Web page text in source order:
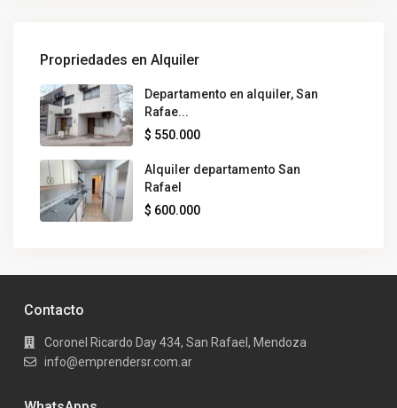
Propriedades en Alquiler
Departamento en alquiler, San
Rafae...
$ 550.000
Alquiler departamento San
Rafael
$ 600.000
Contacto
Coronel Ricardo Day 434, San Rafael, Mendoza
info@emprendersr.com.ar